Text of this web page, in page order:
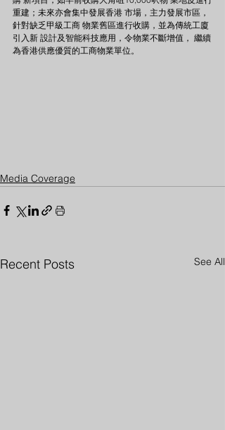
重建；未來亦會集中發展香港 市場，主力發展市區，
針對缺乏甲級工商 物業舊區進行收購，並為傳統工廈
引入新 設計及智能科技應用，令物業不斷增值， 繼續
為香港供應優質的工商物業單位。
Media Coverage
Recent Posts See All